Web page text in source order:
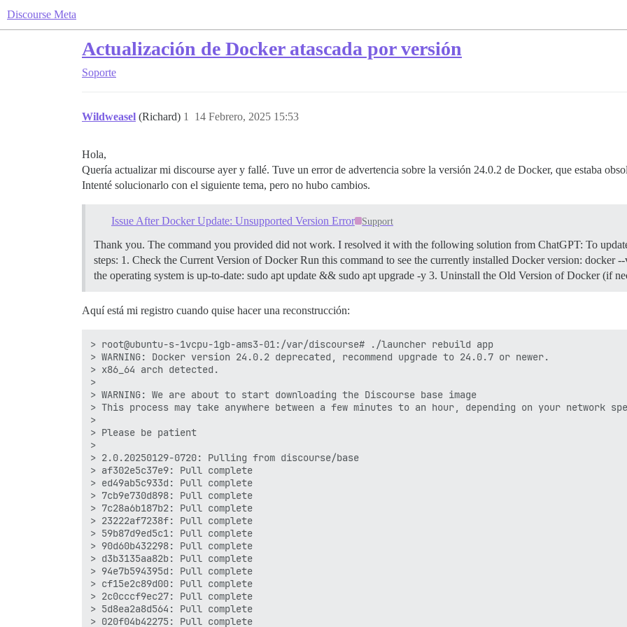
Discourse Meta
Actualización de Docker atascada por versión
Soporte
Wildweasel (Richard) 14 Febrero, 2025 15:53
1
Hola,
Quería actualizar mi discourse ayer y fallé. Tuve un error de advertencia sobre la versión 24.0.2 de Docker, que estaba
Intenté solucionarlo con el siguiente tema, pero no hubo cambios.
Issue After Docker Update: Unsupported Version Error Support
Thank you. The command you provided did not work. I resolved it with the following solution from ChatGPT: To
steps: 1. Check the Current Version of Docker Run this command to see the currently installed Docker version: docker
the operating system is up-to-date: sudo apt update && sudo apt upgrade -y 3. Uninstall the Old Version of Docker (if
Aquí está mi registro cuando quise hacer una reconstrucción:
> root@ubuntu-s-1vcpu-1gb-ams3-01:/var/discourse# ./launcher rebuild app
> WARNING: Docker version 24.0.2 deprecated, recommend upgrade to 24.0.7 or newer.
> x86_64 arch detected.
>
> WARNING: We are about to start downloading the Discourse base image
> This process may take anywhere between a few minutes to an hour, depending on your network
>
> Please be patient
>
> 2.0.20250129-0720: Pulling from discourse/base
> af302e5c37e9: Pull complete
> ed49ab5c933d: Pull complete
> 7cb9e730d898: Pull complete
> 7c28a6b187b2: Pull complete
> 23222af7238f: Pull complete
> 59b87d9ed5c1: Pull complete
> 90d60b432298: Pull complete
> d3b3135aa82b: Pull complete
> 94e7b594395d: Pull complete
> cf15e2c89d00: Pull complete
> 2c0cccf9ec27: Pull complete
> 5d8ea2a8d564: Pull complete
> 020f04b42275: Pull complete